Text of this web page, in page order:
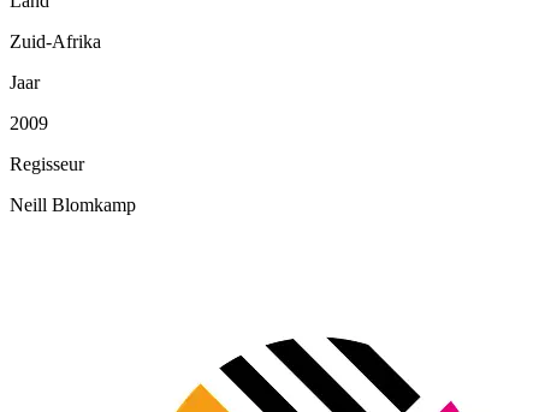
Zuid-Afrika
Jaar
2009
Regisseur
Neill Blomkamp